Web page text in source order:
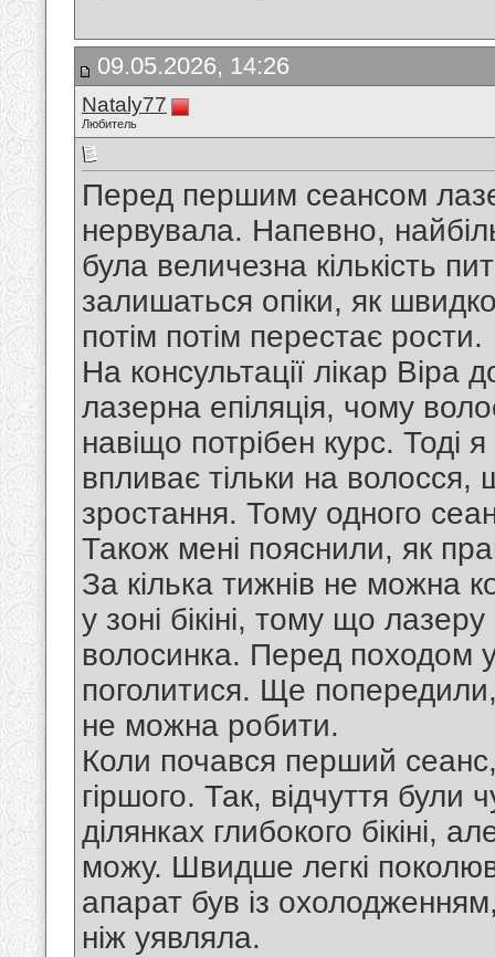
09.05.2026, 14:26
Nataly77
Любитель
Перед першим сеансом
нервувала. Напевно,
була величезна кількість
залишаться опіки, як
потім потім перестає рости.
На консультації лікар Віра
лазерна епіляція, чому
навіщо потрібен курс.
впливає тільки на волосся,
зростання. Тому одного
Також мені пояснили, як
За кілька тижнів не можна
у зоні бікіні, тому що
волосинка. Перед походом
поголитися. Ще
не можна робити.
Коли почався перший
гіршого. Так, відчуття
ділянках глибокого бікіні,
можу. Швидше легкі
апарат був із
ніж уявляла.